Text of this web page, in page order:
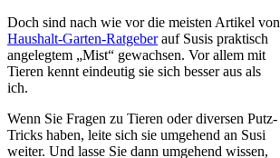
Doch sind nach wie vor die meisten Artikel von
Haushalt-Garten-Ratgeberauf Susis praktisch
angelegtem „Mist“ gewachsen. Vor allem mit
Tieren kennt eindeutig sie sich besser aus als
ich.
Wenn Sie Fragen zu Tieren oder diversen Putz-
Tricks haben, leite sich sie umgehend an Susi
weiter. Und lasse Sie dann umgehend wissen,